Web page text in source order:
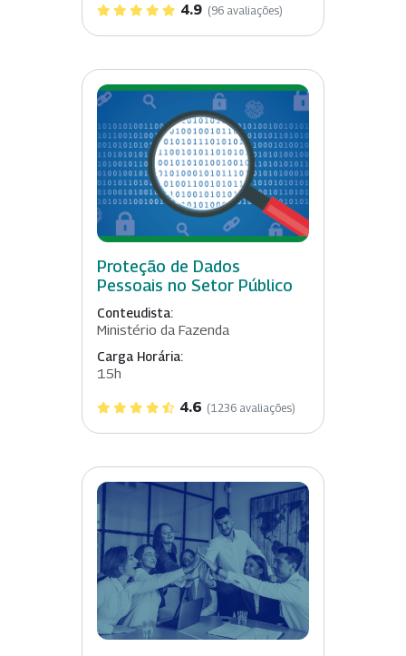
4.9 (96 avaliações)
Proteção de Dados
Pessoais no Setor Público
Conteudista:
Ministério da Fazenda
Carga Horária:
15h
4.6 (1236 avaliações)